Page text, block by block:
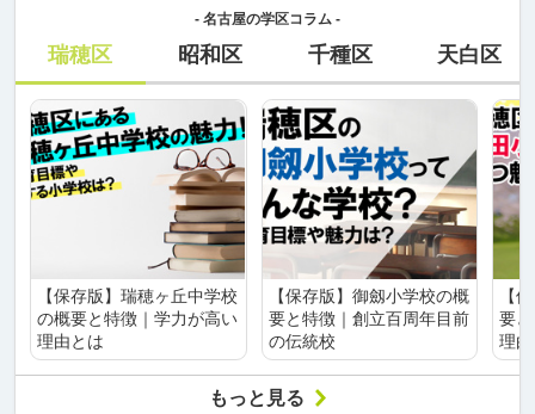
- 名古屋の学区コラム -
瑞穂区 昭和区 千種区 天白区
【保存版】瑞穂ヶ丘中学校
の概要と特徴｜学力が高い
理由とは
【保存版】御劔小学校の概
要と特徴｜創立百周年目前
の伝統校
【
要
理
もっと見る